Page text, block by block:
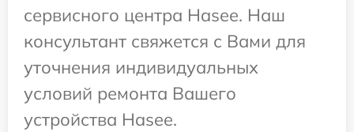
сервисного центра Hasee. Наш
консультант свяжется с Вами для
уточнения индивидуальных
условий ремонта Вашего
устройства Hasee.